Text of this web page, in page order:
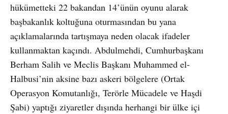
hükümetteki 22 bakandan 14’ünün oyunu alarak
başbakanlık koltuğuna oturmasından bu yana
açıklamalarında tartışmaya neden olacak ifadeler
kullanmaktan kaçındı. Abdulmehdi, Cumhurbaşkanı
Berham Salih ve Meclis Başkanı Muhammed el-
Halbusi’nin aksine bazı askeri bölgelere (Ortak
Operasyon Komutanlığı, Terörle Mücadele ve Haşdi
Şabi) yaptığı ziyaretler dışında herhangi bir ülke içi